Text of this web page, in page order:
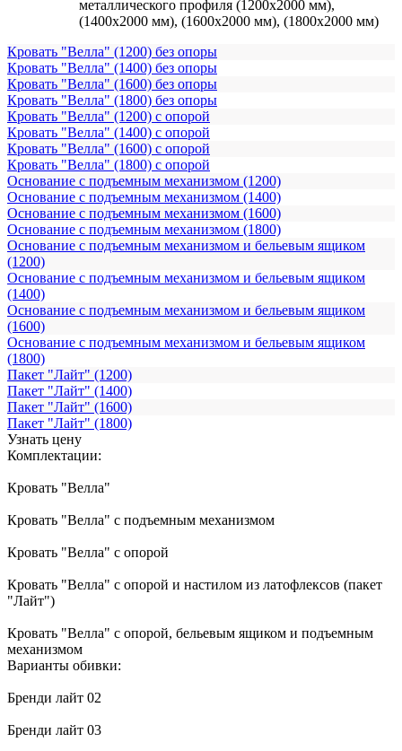
металлического профиля (1200х2000 мм),
(1400х2000 мм), (1600х2000 мм), (1800х2000 мм)
Кровать "Велла" (1200) без опоры
Кровать "Велла" (1400) без опоры
Кровать "Велла" (1600) без опоры
Кровать "Велла" (1800) без опоры
Кровать "Велла" (1200) с опорой
Кровать "Велла" (1400) с опорой
Кровать "Велла" (1600) с опорой
Кровать "Велла" (1800) с опорой
Основание с подъемным механизмом (1200)
Основание с подъемным механизмом (1400)
Основание с подъемным механизмом (1600)
Основание с подъемным механизмом (1800)
Основание с подъемным механизмом и бельевым ящиком
(1200)
Основание с подъемным механизмом и бельевым ящиком
(1400)
Основание с подъемным механизмом и бельевым ящиком
(1600)
Основание с подъемным механизмом и бельевым ящиком
(1800)
Пакет "Лайт" (1200)
Пакет "Лайт" (1400)
Пакет "Лайт" (1600)
Пакет "Лайт" (1800)
Узнать цену
Комплектации:
Кровать "Велла"
Кровать "Велла" с подъемным механизмом
Кровать "Велла" с опорой
Кровать "Велла" с опорой и настилом из латофлексов (пакет
"Лайт")
Кровать "Велла" с опорой, бельевым ящиком и подъемным
механизмом
Варианты обивки:
Бренди лайт 02
Бренди лайт 03